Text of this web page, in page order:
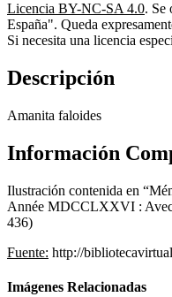
Licencia BY-NC-SA 4.0. Se
España". Queda
Si necesita una licencia
Descripción
Amanita faloides
Información
Ilustración contenida en
Année MDCCLXXVI : Avec
436)
Fuente: http://
Imágenes Relacionadas